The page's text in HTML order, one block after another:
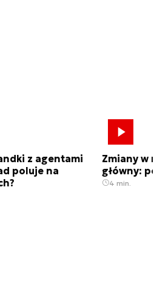
z agentami
poluje na
Zmiany w
główny:
4 min.